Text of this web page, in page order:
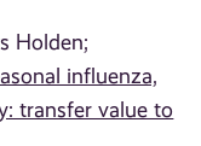
Holden;
influenza,
transfer value to